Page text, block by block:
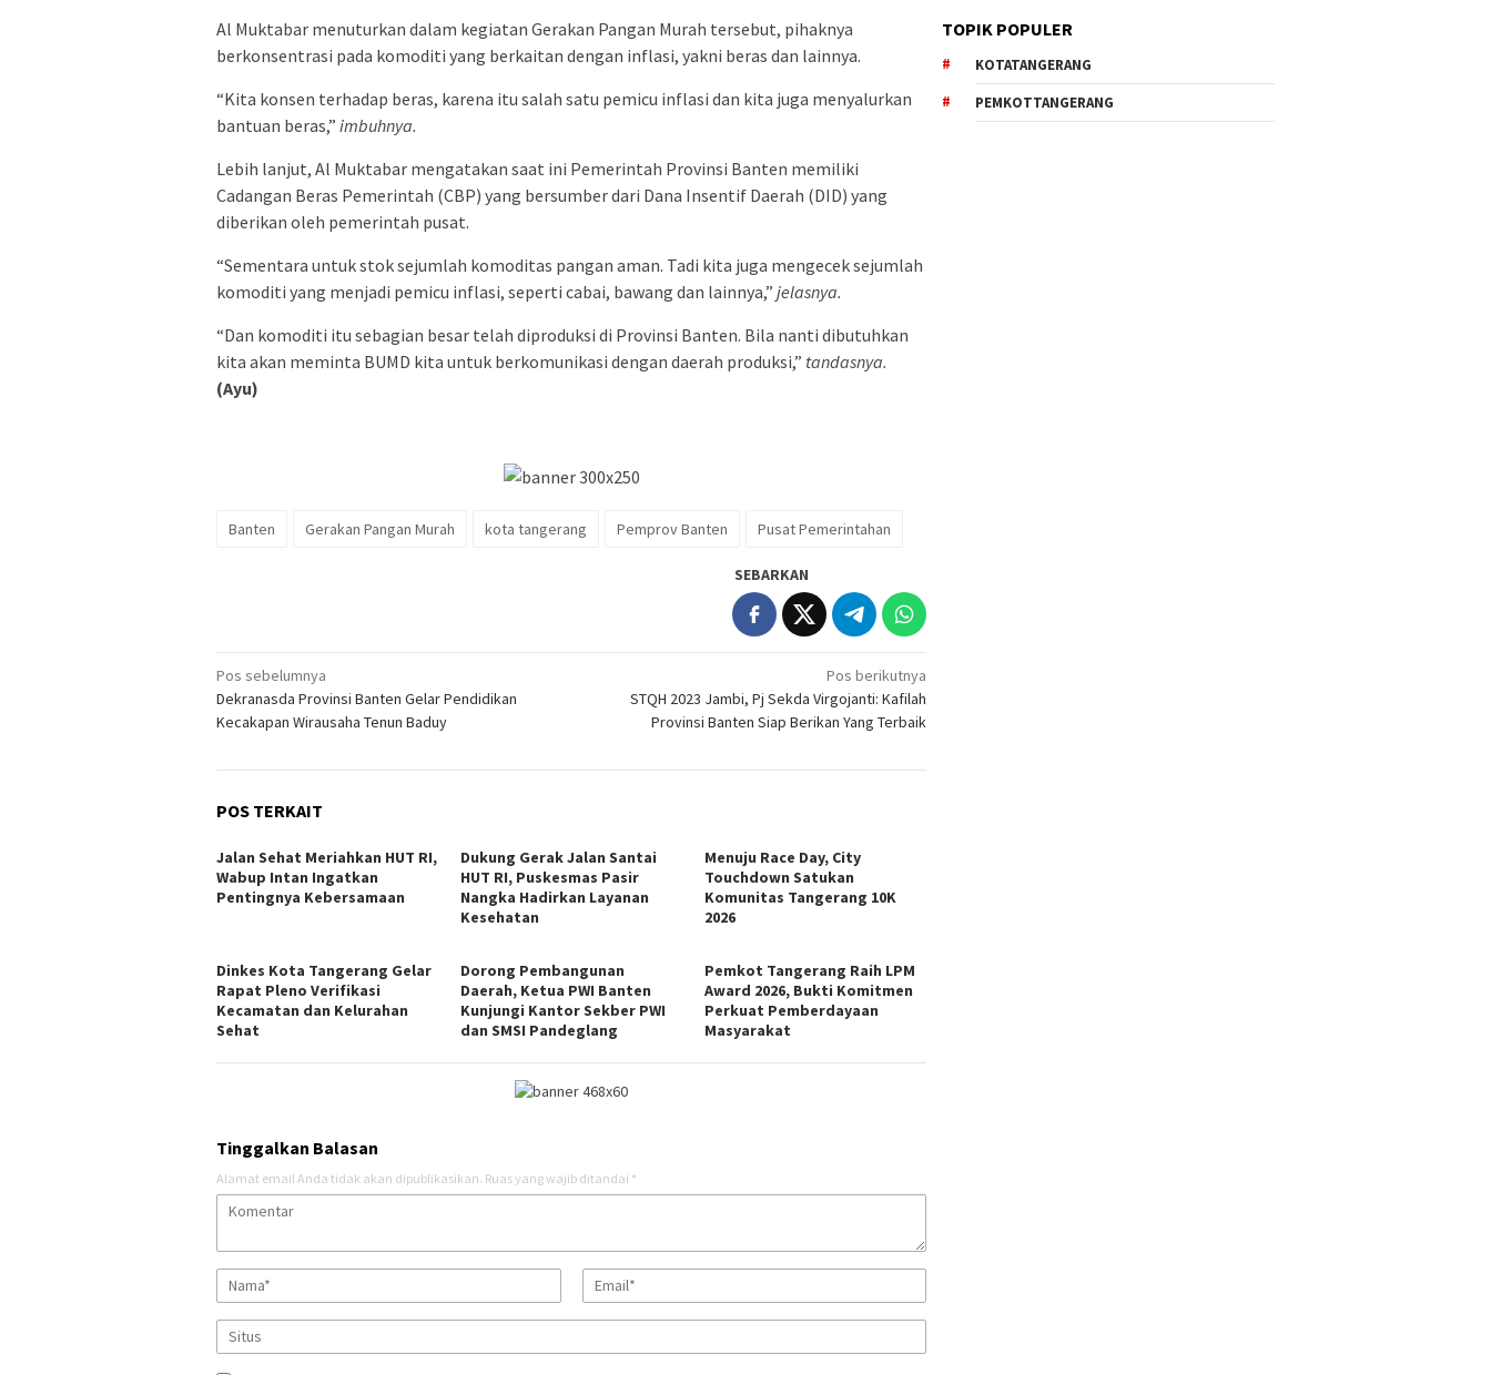
Al Muktabar menuturkan dalam kegiatan Gerakan Pangan Murah tersebut, pihaknya
berkonsentrasi pada komoditi yang berkaitan dengan inflasi, yakni beras dan lainnya.
“Kita konsen terhadap beras, karena itu salah satu pemicu inflasi dan kita juga menyalurkan
bantuan beras,” imbuhnya.
Lebih lanjut, Al Muktabar mengatakan saat ini Pemerintah Provinsi Banten memiliki
Cadangan Beras Pemerintah (CBP) yang bersumber dari Dana Insentif Daerah (DID) yang
diberikan oleh pemerintah pusat.
“Sementara untuk stok sejumlah komoditas pangan aman. Tadi kita juga mengecek sejumlah
komoditi yang menjadi pemicu inflasi, seperti cabai, bawang dan lainnya,” jelasnya.
“Dan komoditi itu sebagian besar telah diproduksi di Provinsi Banten. Bila nanti dibutuhkan
kita akan meminta BUMD kita untuk berkomunikasi dengan daerah produksi,” tandasnya.
(Ayu)
Banten Gerakan Pangan Murah kota tangerang Pemprov Banten Pusat Pemerintahan
SEBARKAN
Navigasi
pos
Pos sebelumnya
Dekranasda Provinsi Banten Gelar Pendidikan
Kecakapan Wirausaha Tenun Baduy
Pos berikutnya
STQH 2023 Jambi, Pj Sekda Virgojanti: Kafilah
Provinsi Banten Siap Berikan Yang Terbaik
POS TERKAIT
Jalan Sehat Meriahkan HUT RI,
Wabup Intan Ingatkan
Pentingnya Kebersamaan
Dukung Gerak Jalan Santai
HUT RI, Puskesmas Pasir
Nangka Hadirkan Layanan
Kesehatan
Menuju Race Day, City
Touchdown Satukan
Komunitas Tangerang 10K
2026
Dinkes Kota Tangerang Gelar
Rapat Pleno Verifikasi
Kecamatan dan Kelurahan
Sehat
Dorong Pembangunan
Daerah, Ketua PWI Banten
Kunjungi Kantor Sekber PWI
dan SMSI Pandeglang
Pemkot Tangerang Raih LPM
Award 2026, Bukti Komitmen
Perkuat Pemberdayaan
Masyarakat
Tinggalkan Balasan
Alamat email Anda tidak akan dipublikasikan. Ruas yang wajib ditandai *
TOPIK POPULER
KOTATANGERANG
PEMKOTTANGERANG